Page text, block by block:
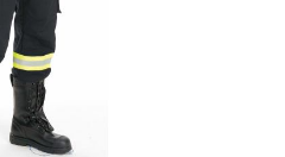
dans le bas de